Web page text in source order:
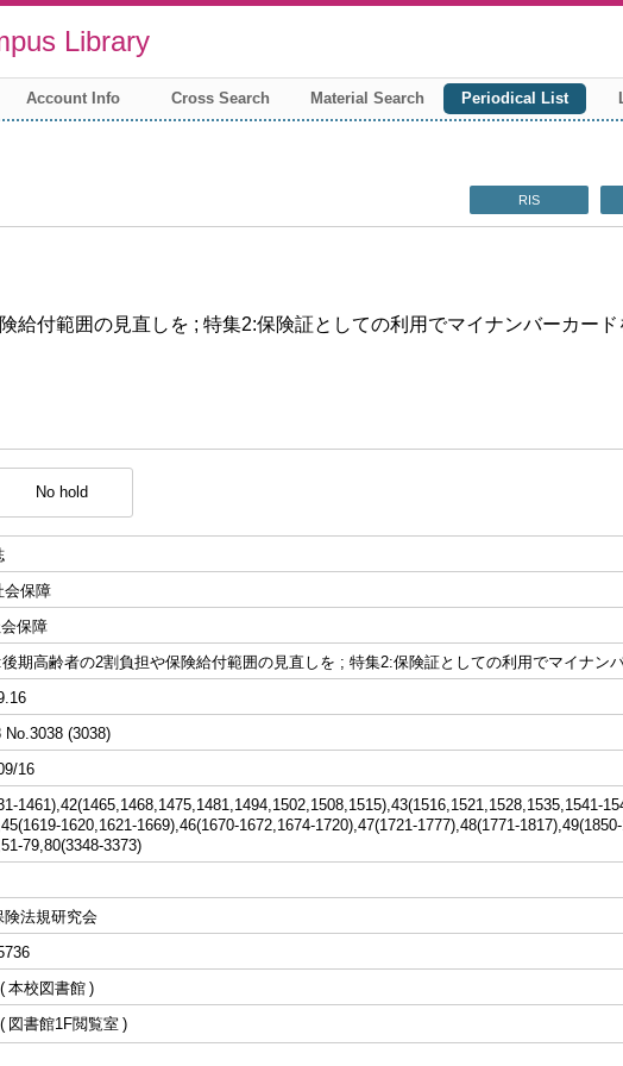
Library
Account Info Cross Search Material Search Periodical List
RIS
給付範囲の見直しを ; 特集2:保険証としての利用でマイナンバーカード
No hold
会保障
保障
期高齢者の2割負担や保険給付範囲の見直しを ; 特集2:保険証としての利用でマイナン
No.3038 (3038)
16
1461),42(1465,1468,1475,1481,1494,1502,1508,1515),43(1516,1521,1528,1535,1541-
1620,1621-1669),46(1670-1672,1674-1720),47(1721-1777),48(1771-
79,80(3348-3373)
険法規研究会
本校図書館
図書館1F閲覧室